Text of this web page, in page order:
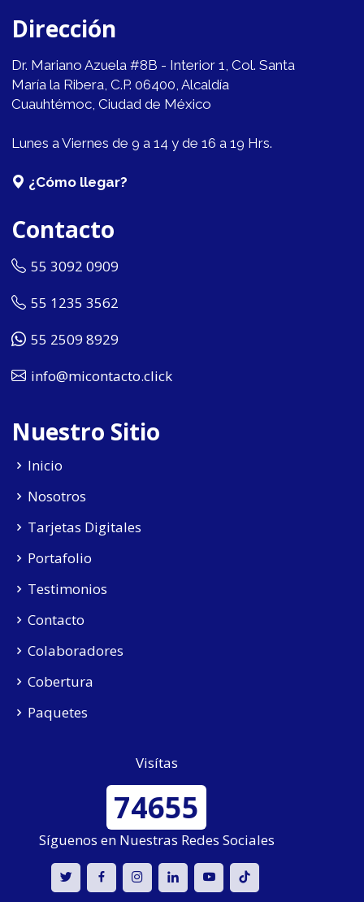
Dirección
Dr. Mariano Azuela #8B - Interior 1, Col. Santa
María la Ribera, C.P. 06400, Alcaldía
Cuauhtémoc, Ciudad de México
Lunes a Viernes de 9 a 14 y de 16 a 19 Hrs.
¿Cómo llegar?
Contacto
55 3092 0909
55 1235 3562
55 2509 8929
info@micontacto.click
Nuestro Sitio
Inicio
Nosotros
Tarjetas Digitales
Portafolio
Testimonios
Contacto
Colaboradores
Cobertura
Paquetes
Visítas
74655
Síguenos en Nuestras Redes Sociales